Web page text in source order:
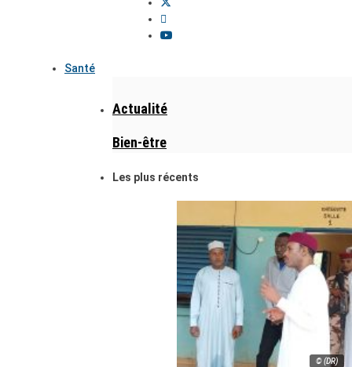
Santé
Actualité
Bien-être
Les plus récents
© (DR)